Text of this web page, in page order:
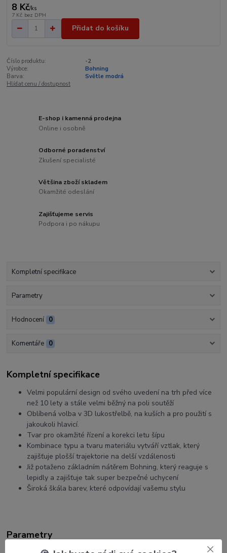
8 Kč/ks
7 Kč bez DPH
Přidat do košíku
Číslo produktu:
-2
Výrobce:
Bohning
Barva:
Světle modrá
Hlídat cenu / dostupnost
E-shop i kamenná prodejna
Online i osobně
Odborné poradenství
Zkušení specialisté
Většina zboží skladem
Okamžité odeslání
Zajišťujeme servis
Podpora i po nákupu
Kompletní specifikace
Parametry
Hodnocení 0
Komentáře 0
Kompletní specifikace
Velmi populární design od svého uvedení na trh před více
než 10 lety a stále velmi běžný na poli soutěží
Oblíbená volba v 3D lukostřelbě, na kuších a pro použití s ​​
jakoukoli hlavicí.
Tvar pro okamžité řízení a korekci letu šípu
Kombinace typu a tvaru materiálu vytváří vztlak, který
zajišťuje plošší trajektorie na delší vzdálenosti
Již potaženo základním nátěrem Bohning, který reaguje s
lepidly a zajišťuje tak super bezpečné uchycení
Široká škála barev, které odpovídají vašemu stylu
Parametry